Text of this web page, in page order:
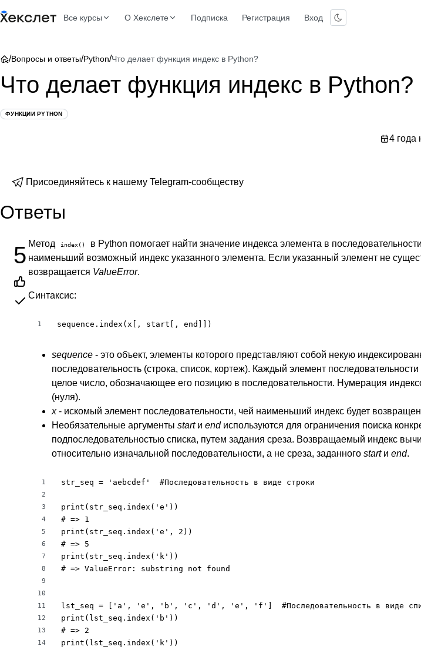
Все курсы О Хекслете Подписка Регистрация Вход
/Вопросы и ответы/Python/Что делает функция индекс в Python?
Что делает функция индекс в Python?
ФУНКЦИИ PYTHON
4 года
Присоединяйтесь к нашему Telegram-сообществу
Ответы
5 Метод index()
в Python помогает найти значение индекса элемента в
наименьший возможный индекс указанного элемента. Если указанный элемент не
возвращается ValueError.
Синтаксис:
1 sequence.index(x[, start[, end]])
sequence - это объект, элементы которого представляют собой некую
последовательность (строка, список, кортеж). Каждый элемент
целое число, обозначающее его позицию в последовательности. Нумерация
(нуля).
x- искомый элемент последовательности, чей наименьший индекс будет
Необязательные аргументы startи endиспользуются для ограничения поиска
подпоследовательностью списка, путем задания среза. Возвращаемый индекс
относительно изначальной последовательности, а не среза, заданного startи end.
1
2
3
4
5
6
7
8
9
10
11
12
13
14
str_seq = 'aebcdef'  #Последовательность в виде строки
print(str_seq.index('e'))
# => 1
print(str_seq.index('e', 2))
# => 5
print(str_seq.index('k'))
# => ValueError: substring not found
lst_seq = ['a', 'e', 'b', 'c', 'd', 'e', 'f']  #Последовательность в виде
print(lst_seq.index('b'))
# => 2
print(lst_seq.index('k'))